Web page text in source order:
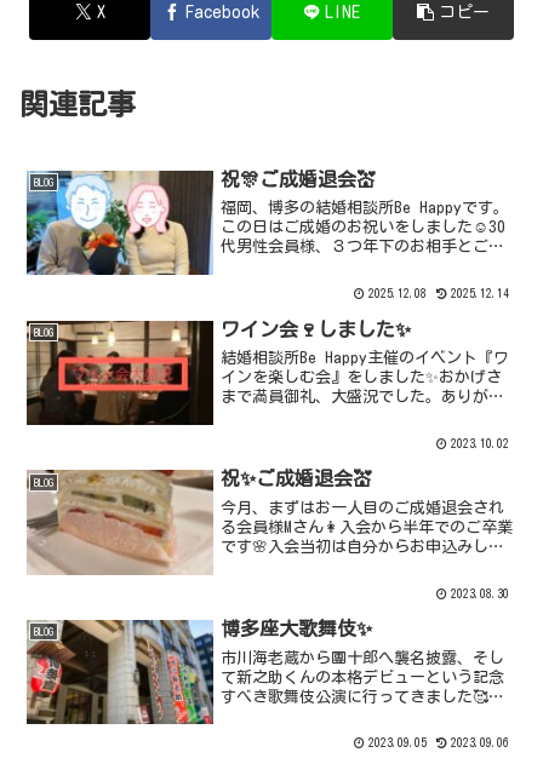
X Facebook LINE コピー
関連記事
BLOG 祝🎊ご成婚退会💒
福岡、博多の結婚相談所Be Happyです。
この日はご成婚のお祝いをしました☺️30
代男性会員様、３つ年下のお相手とご一
そうで幸せそうなお二人を見て本当に感
あと、2人の...
2025.12.08 2025.12.14
BLOG ワイン会🍷しました✨
結婚相談所Be Happy主催のイベント『ワ
インを楽しむ会』をしました✨おかげさ
まで満員御礼、大盛況でした。ありがと
が、婚活イベントではなく、ワインを楽
空間です💗ワイン好...
2023.10.02
BLOG 祝✨ご成婚退会💒
今月、まずはお一人目のご成婚退会され
る会員様Mさん👩入会から半年でのご卒業
です🌸入会当初は自分からお申込みして
時も…どちらかというとせっかちな彼女
は、すぐに結果を求めがちで、焦ること
もありました。少し疲れ...
2023.08.30
BLOG 博多座大歌舞伎✨
市川海老蔵から團十郎へ襲名披露、そし
て新之助くんの本格デビューという記念
すべき歌舞伎公演に行ってきました🥰伝
感激、感動しました！團十郎の力強さと
2023.09.05 2023.09.06